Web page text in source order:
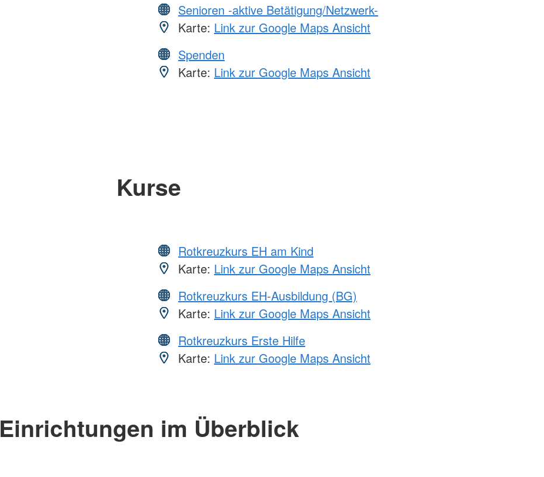
Senioren -aktive Betätigung/Netzwerk-
Karte: Link zur Google Maps Ansicht
Spenden
Karte: Link zur Google Maps Ansicht
Kurse
Rotkreuzkurs EH am Kind
Karte: Link zur Google Maps Ansicht
Rotkreuzkurs EH-Ausbildung (BG)
Karte: Link zur Google Maps Ansicht
Rotkreuzkurs Erste Hilfe
Karte: Link zur Google Maps Ansicht
Einrichtungen im Überblick